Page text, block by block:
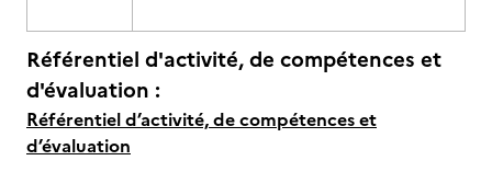
Référentiel d'activité, de compétences et
d'évaluation :
Référentiel d’activité, de compétences et
d’évaluation